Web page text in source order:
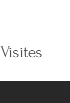
Visites